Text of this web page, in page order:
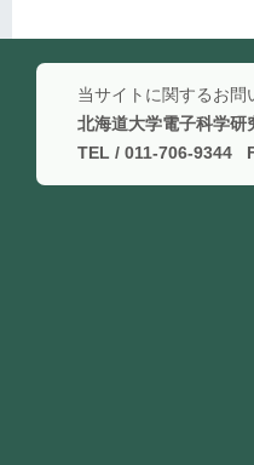
当サイトに関するお
北海道大学電子科学
TEL / 011-706-9344